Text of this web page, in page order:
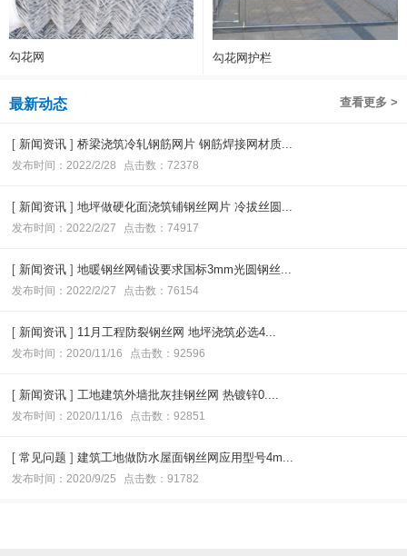
勾花网 勾花网护栏
查看更多 >
最新动态
[ 新闻资讯 ] 桥梁浇筑冷轧钢筋网片 钢筋焊接网材质...
发布时间：2022/2/28 点击数：72378
[ 新闻资讯 ] 地坪做硬化面浇筑铺钢丝网片 冷拔丝圆...
发布时间：2022/2/27 点击数：74917
[ 新闻资讯 ] 地暖钢丝网铺设要求国标3mm光圆钢丝...
发布时间：2022/2/27 点击数：76154
[ 新闻资讯 ] 11月工程防裂钢丝网 地坪浇筑必选4...
发布时间：2020/11/16 点击数：92596
[ 新闻资讯 ] 工地建筑外墙批灰挂钢丝网 热镀锌0....
发布时间：2020/11/16 点击数：92851
[ 常见问题 ] 建筑工地做防水屋面钢丝网应用型号4m...
发布时间：2020/9/25 点击数：91782